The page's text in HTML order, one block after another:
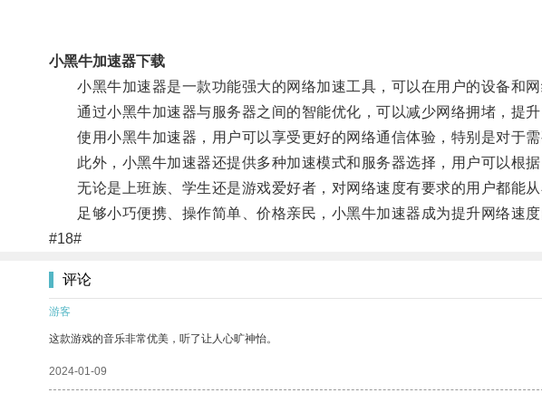
小黑牛加速器下载
小黑牛加速器是一款功能强大的网络加速工具，可以在用户的设备和网
通过小黑牛加速器与服务器之间的智能优化，可以减少网络拥堵，提升
使用小黑牛加速器，用户可以享受更好的网络通信体验，特别是对于需
此外，小黑牛加速器还提供多种加速模式和服务器选择，用户可以根据
无论是上班族、学生还是游戏爱好者，对网络速度有要求的用户都能从
足够小巧便携、操作简单、价格亲民，小黑牛加速器成为提升网络速度
#18#
评论
游客
这款游戏的音乐非常优美，听了让人心旷神怡。
2024-01-09